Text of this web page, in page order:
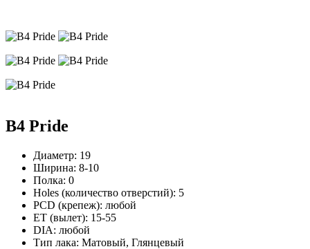
B4 Pride
Диаметр: 19
Ширина: 8-10
Полка: 0
Holes (количество отверстий): 5
PCD (крепеж): любой
ЕТ (вылет): 15-55
DIA: любой
Тип лака: Матовый, Глянцевый